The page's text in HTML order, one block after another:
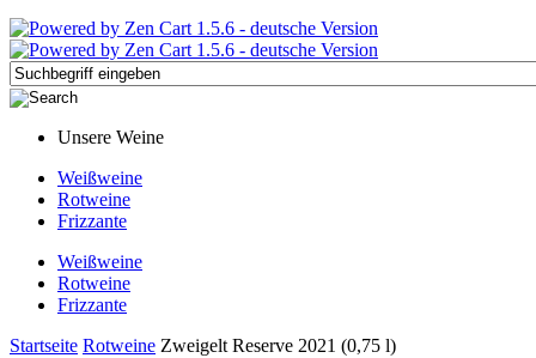
Unsere Weine
Weißweine
Rotweine
Frizzante
Weißweine
Rotweine
Frizzante
Startseite Rotweine Zweigelt Reserve 2021 (0,75 l)